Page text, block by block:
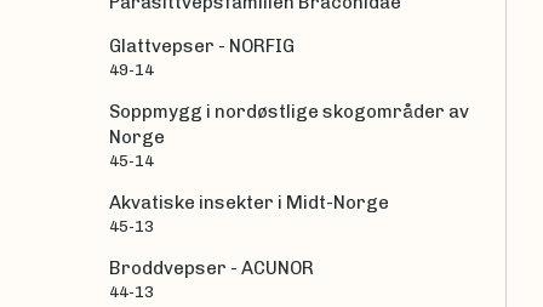
Glattvepser - NORFIG
49-14
Soppmygg i nordøstlige skogområder av
Norge
45-14
Akvatiske insekter i Midt-Norge
45-13
Broddvepser - ACUNOR
44-13